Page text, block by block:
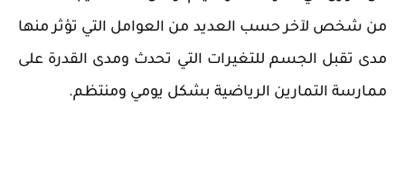
من شخص لآخر حسب العديد من العوامل التي تؤثر منها
مدى تقبل الجسم للتغيرات التي تحدث ومدى القدرة على
ممارسة التمارين الرياضية بشكل يومي ومنتظم.